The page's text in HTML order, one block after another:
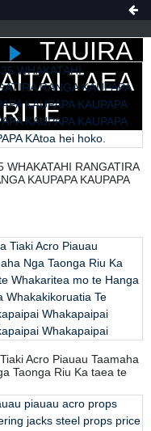
TAUIRA
TAEA
WHAKATAHI RANGATIRA
KAUPAPA KAUPAPA
Acro Piauau Taamaha
Taonga Riu Ka taea te
Te Whakapaipai
Whakapaipai
Whakapaipai